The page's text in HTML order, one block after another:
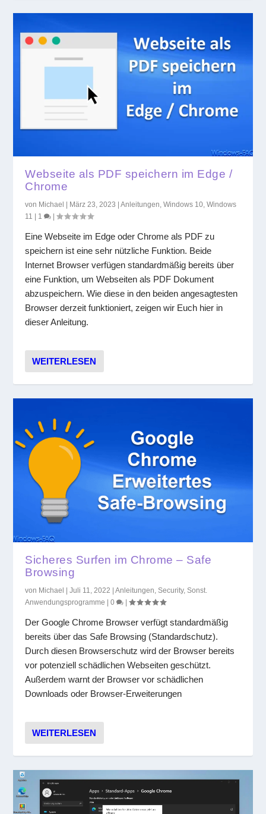
Webseite als PDF speichern im Edge /
Chrome
von Michael März 23, 2023 |Anleitungen,Windows 10,Windows
11
1 |
Eine Webseite im Edge oder Chrome als PDF zu
speichern ist eine sehr nützliche Funktion. Beide
Internet Browser verfügen standardmäßig bereits über
eine Funktion, um Webseiten als PDF Dokument
abzuspeichern. Wie diese in den beiden angesagtesten
Browser derzeit funktioniert, zeigen wir Euch hier in
dieser Anleitung.
WEITERLESEN
Sicheres Surfen im Chrome – Safe
Browsing
von Michael |Juli 11, 2022 |Anleitungen,Security,Sonst.
Anwendungsprogramme
|0 |
Der Google Chrome Browser verfügt standardmäßig
bereits über das Safe Browsing (Standardschutz).
Durch diesen Browserschutz wird der Browser bereits
vor potenziell schädlichen Webseiten geschützt.
Außerdem warnt der Browser vor schädlichen
Downloads oder Browser-Erweiterungen
WEITERLESEN